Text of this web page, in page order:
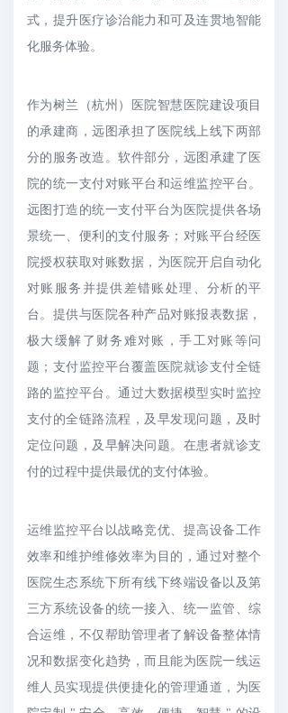
式，提升医疗诊治能力和可及连贯地智能
化服务体验。
作为树兰（杭州）医院智慧医院建设项目
的承建商，远图承担了医院线上线下两部
分的服务改造。软件部分，远图承建了医
院的统一支付对账平台和运维监控平台。
远图打造的统一支付平台为医院提供各场
景统一、便利的支付服务；对账平台经医
院授权获取对账数据，为医院开启自动化
对账服务并提供差错账处理、分析的平
台。提供与医院各种产品对账报表数据，
极大缓解了财务难对账，手工对账等问
题；支付监控平台覆盖医院就诊支付全链
路的监控平台。通过大数据模型实时监控
支付的全链路流程，及早发现问题，及时
定位问题，及早解决问题。在患者就诊支
付的过程中提供最优的支付体验。
运维监控平台以战略竞优、提高设备工作
效率和维护维修效率为目的，通过对整个
医院生态系统下所有线下终端设备以及第
三方系统设备的统一接入、统一监管、综
合运维，不仅帮助管理者了解设备整体情
况和数据变化趋势，而且能为医院一线运
维人员实现提供便捷化的管理通道，为医